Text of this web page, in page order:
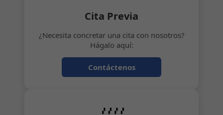
Cita Previa
¿Necesita concretar una cita con nosotros?
Hágalo aquí:
Contáctenos